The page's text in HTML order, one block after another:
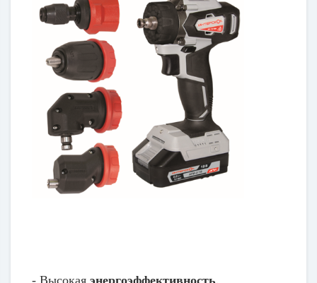
- Высокая энергоэффективность,